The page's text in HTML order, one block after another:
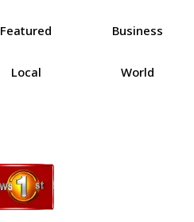
Featured Business
Local World